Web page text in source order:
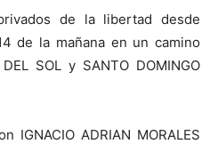
de la libertad desde
de la mañana en un camino
SOL y SANTO DOMINGO
IGNACIO ADRIAN MORALES